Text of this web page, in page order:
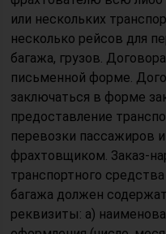
или нескольких
несколько рейсов для
багажа, грузов.
письменной форме.
заключаться в форме
предоставление
перевозки пассажиров
фрахтовщиком. Заказ-
транспортного
багажа должен
реквизиты: а)